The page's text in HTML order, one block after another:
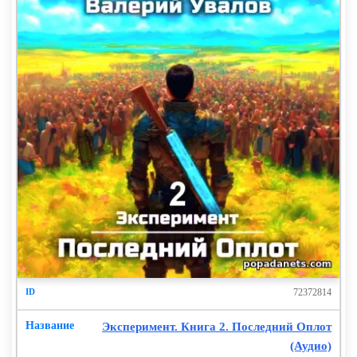
72372814
Эксперимент. Книга 2. Последний Оплот
(Аудио)